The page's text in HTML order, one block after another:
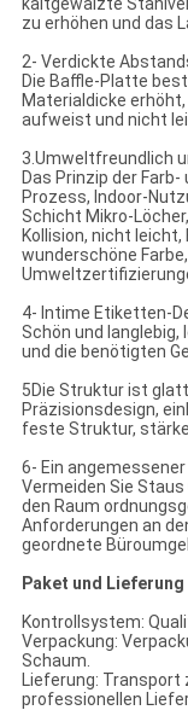
zu erhöhen und das
2- Verdickte
Die Baffle-Platte
Materialdicke
aufweist und nicht
3.Umweltfreundlich
Das Prinzip der
Prozess, Indoor-
Schicht Mikro-
Kollision, nicht
wunderschöne
4- Intime Etiketten-
Schön und
und die benötigten
5Die Struktur ist
Präzisionsdesign,
feste Struktur,
6- Ein angemessener
Vermeiden Sie
den Raum
Anforderungen an
geordnete
Paket und Lieferung
Kontrollsystem:
Verpackung:
Schaum.
Lieferung:
professionellen